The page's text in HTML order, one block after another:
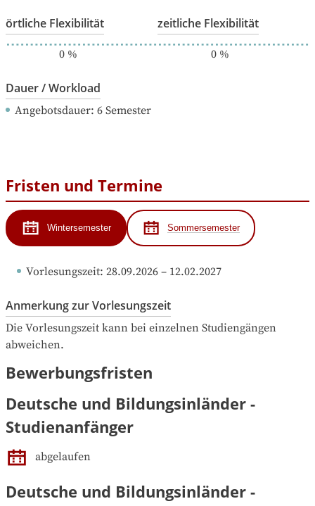
örtliche Flexibilität
0%
zeitliche Flexibilität
0%
Dauer / Workload
Angebotsdauer: 6 Semester
Fristen und Termine
Wintersemester Sommersemester
Vorlesungszeit: 28.09.2026 – 12.02.2027
Anmerkung zur Vorlesungszeit
Die Vorlesungszeit kann bei einzelnen Studiengängen
abweichen.
Bewerbungsfristen
Deutsche und Bildungsinländer -
Studienanfänger
abgelaufen
Deutsche und Bildungsinländer -